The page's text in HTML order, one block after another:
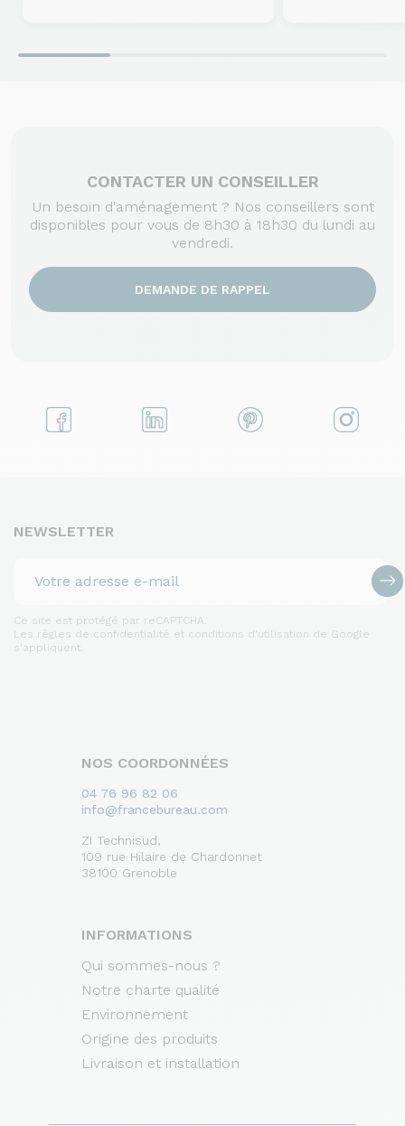
CONTACTER UN CONSEILLER
Un besoin d'aménagement ? Nos conseillers sont
disponibles pour vous de 8h30 à 18h30 du lundi au
vendredi.
DEMANDE DE RAPPEL
NEWSLETTER
Ce site est protégé par reCAPTCHA.
Les règles de confidentialité et conditions d'utilisation de Google
s'appliquent.
NOS COORDONNÉES
04 76 96 82 06
info@francebureau.com
ZI Technisud,
109 rue Hilaire de Chardonnet
38100 Grenoble
INFORMATIONS
Qui sommes-nous ?
Notre charte qualité
Environnement
Origine des produits
Livraison et installation